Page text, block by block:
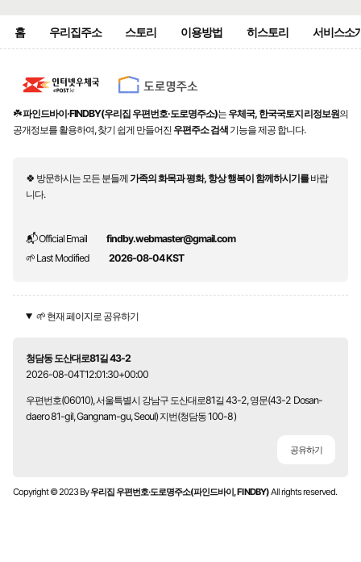
홈 우리집주소 스토리 이용방법 히스토리 서비스소
☘️파인드바이·FINDBY(우리집 우편번호·도로명주소)는 우체국, 한국국토지리정보원의
공개정보를 활용하여, 찾기 쉽게 만들어진 우편주소 검색 기능을 제공 합니다.
🍀 방문하시는 모든 분들께가족의 화목과 평화, 항상 행복이 함께하시기를바랍
니다.
📬 Official Email
findby.webmaster@gmail.com
🌱 Last Modified
2026-08-04 KST
🌱 현재 페이지로 공유하기
청담동 도산대로81길 43-2
2026-08-04T12:01:30+00:00
우편번호(06010), 서울특별시 강남구 도산대로81길 43-2, 영문(43-2 Dosan-
daero 81-gil, Gangnam-gu, Seoul) 지번(청담동 100-8)
공유하기
Copyright © 2023 By우리집 우편번호·도로명주소(파인드바이, FINDBY)All rights reserved.